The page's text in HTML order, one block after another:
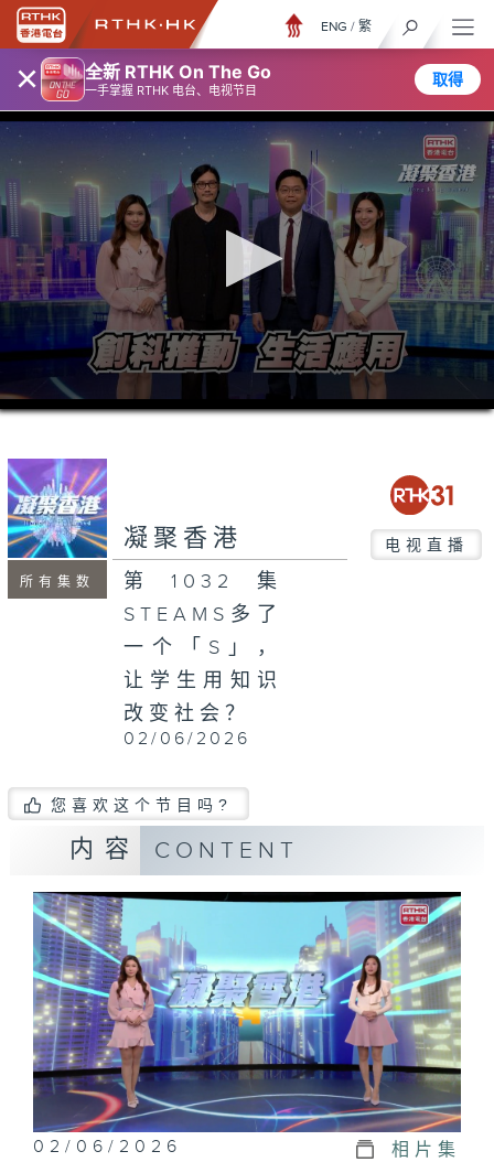
× 全新 RTHK On The Go
一手掌握 RTHK 电台、电视节目
取得
ENG / 繁
0
seconds
minutes,
7
seconds
所有集数
凝聚香港 电视直播
第1032集
STEAMS多了
一个「S」，
让学生用知识
改变社会？
02/06/2026
您喜欢这个节目吗?
内容 CONTENT
02/06/2026 相片集